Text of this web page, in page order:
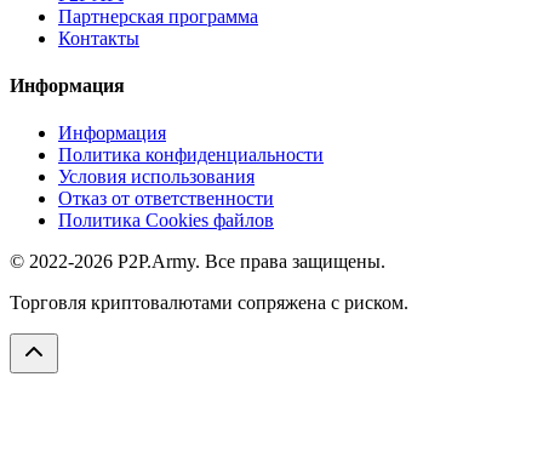
Партнерская программа
Контакты
Информация
Информация
Политика конфиденциальности
Условия использования
Отказ от ответственности
Политика Cookies файлов
© 2022-2026 P2P.Army. Все права защищены.
Торговля криптовалютами сопряжена с риском.